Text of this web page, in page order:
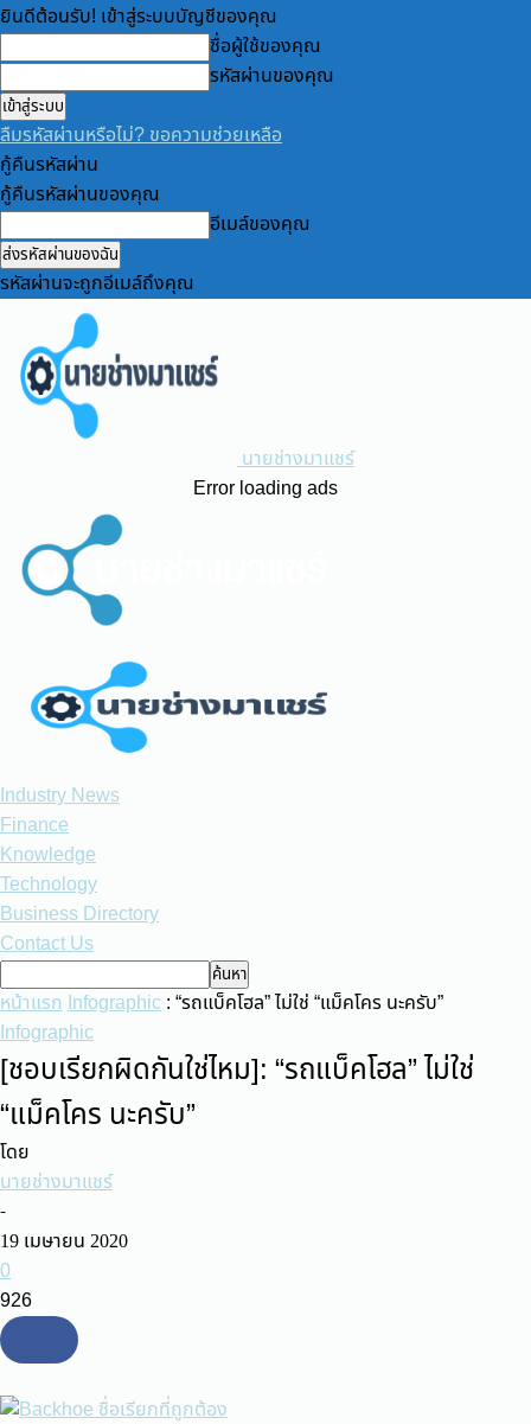
ยินดีต้อนรับ! เข้าสู่ระบบบัญชีของคุณ
ชื่อผู้ใช้ของคุณ
รหัสผ่านของคุณ
ลืมรหัสผ่านหรือไม่? ขอความช่วยเหลือ
กู้คืนรหัสผ่าน
กู้คืนรหัสผ่านของคุณ
อีเมล์ของคุณ
รหัสผ่านจะถูกอีเมล์ถึงคุณ
นายช่างมาแชร์
Error loading ads
Industry News
Finance
Knowledge
Technology
Business Directory
Contact Us
หน้าแรกInfographic : “รถแบ็คโฮล” ไม่ใช่ “แม็คโคร นะครับ”
Infographic
[ชอบเรียกผิดกันใช่ไหม]: “รถแบ็คโฮล” ไม่ใช่
“แม็คโคร นะครับ”
โดย
นายช่างมาแชร์
-
19 เมษายน 2020
0
926